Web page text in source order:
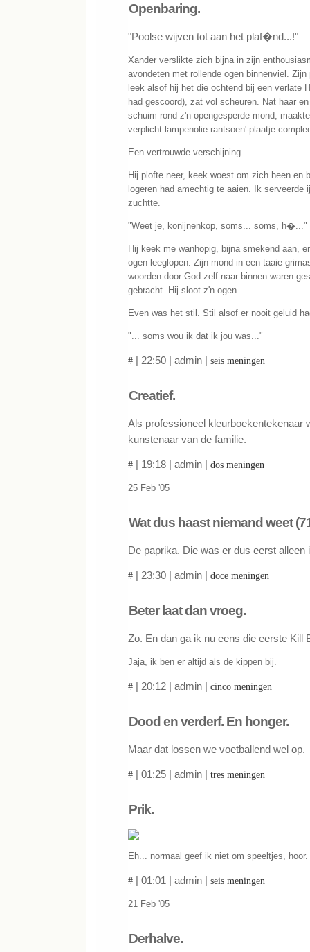
Openbaring.
"Poolse wijven tot aan het plaf�nd...!"
Xander verslikte zich bijna in zijn
avondeten met rollende ogen binnenviel.
leek alsof hij het die ochtend bij een verlate
had gescoord), zat vol scheuren. Nat haar
schuim rond z'n opengesperde mond,
verplicht lampenolie rantsoen'-plaatje
Een vertrouwde verschijning.
Hij plofte neer, keek woest om zich heen en
logeren had amechtig te aaien. Ik serveerde
zuchtte.
"Weet je, konijnenkop, soms... soms, h�..."
Hij keek me wanhopig, bijna smekend aan,
ogen leeglopen. Zijn mond in een taaie
woorden door God zelf naar binnen waren
gebracht. Hij sloot z'n ogen.
Even was het stil. Stil alsof er nooit geluid
"... soms wou ik dat ik jou was..."
# | 22:50 | admin | seis meningen
Creatief.
Als professioneel kleurboekentekenaar
kunstenaar van de familie.
# | 19:18 | admin | dos meningen
25 Feb '05
Wat dus haast niemand weet
De paprika. Die was er dus eerst alleen
# | 23:30 | admin | doce meningen
Beter laat dan vroeg.
Zo. En dan ga ik nu eens die eerste Kill
Jaja, ik ben er altijd als de kippen bij.
# | 20:12 | admin | cinco meningen
Dood en verderf. En honger.
Maar dat lossen we voetballend wel op.
# | 01:25 | admin | tres meningen
Prik.
Eh... normaal geef ik niet om speeltjes, hoor.
# | 01:01 | admin | seis meningen
21 Feb '05
Derhalve.